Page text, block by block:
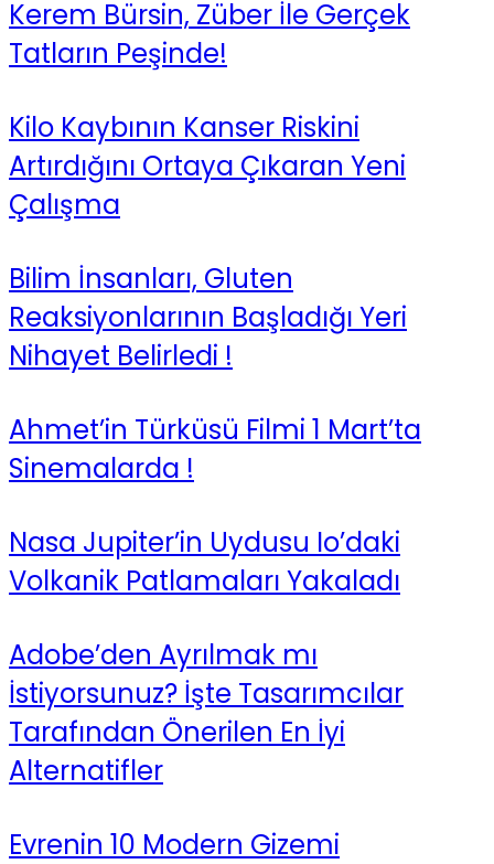
Kerem Bürsin, Züber İle Gerçek
Tatların Peşinde!
Kilo Kaybının Kanser Riskini
Artırdığını Ortaya Çıkaran Yeni
Çalışma
Bilim İnsanları, Gluten
Reaksiyonlarının Başladığı Yeri
Nihayet Belirledi !
Ahmet’in Türküsü Filmi 1 Mart’ta
Sinemalarda !
Nasa Jupiter’in Uydusu Io’daki
Volkanik Patlamaları Yakaladı
Adobe’den Ayrılmak mı
İstiyorsunuz? İşte Tasarımcılar
Tarafından Önerilen En İyi
Alternatifler
Evrenin 10 Modern Gizemi​